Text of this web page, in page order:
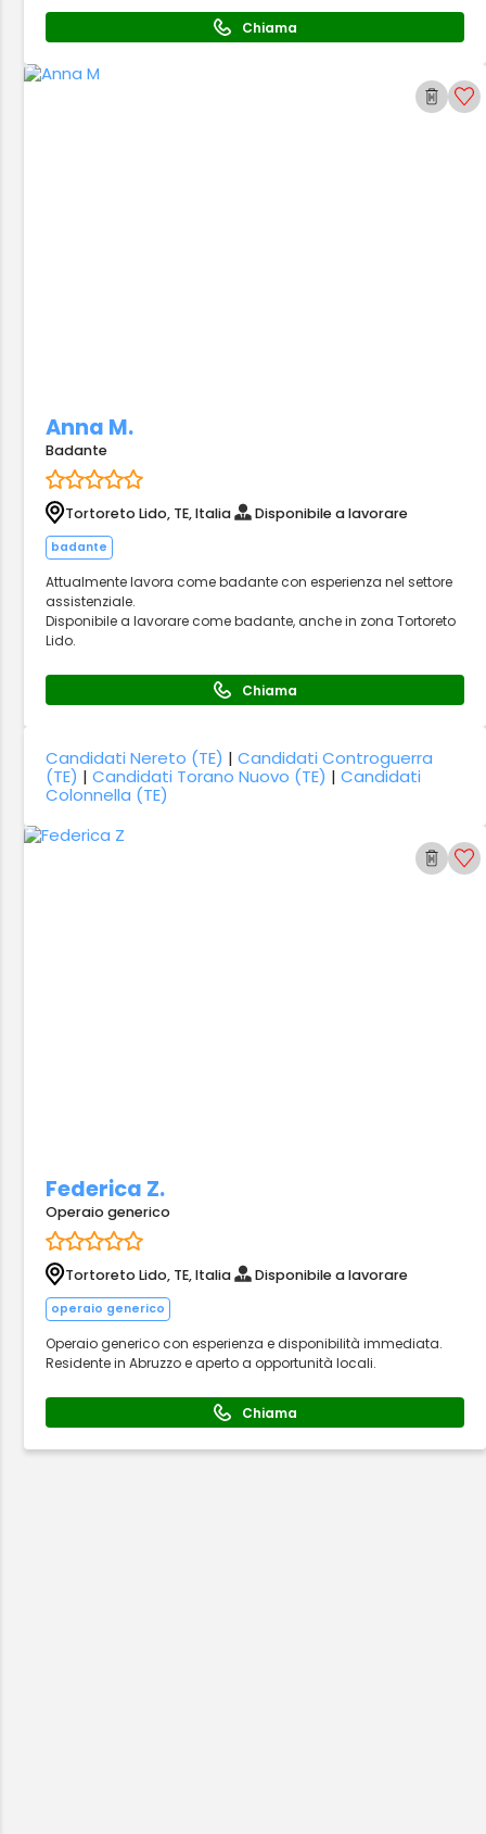
Chiama
Anna M.
Badante
Tortoreto Lido, TE, Italia Disponibile a lavorare
badante
Attualmente lavora come badante con esperienza nel settore
assistenziale.
Disponibile a lavorare come badante, anche in zona Tortoreto
Lido.
Chiama
Candidati Nereto (TE) |Candidati Controguerra
(TE) |Candidati Torano Nuovo (TE) |Candidati
Colonnella (TE)
Federica Z.
Operaio generico
Tortoreto Lido, TE, Italia Disponibile a lavorare
operaio generico
Operaio generico con esperienza e disponibilità immediata.
Residente in Abruzzo e aperto a opportunità locali.
Chiama